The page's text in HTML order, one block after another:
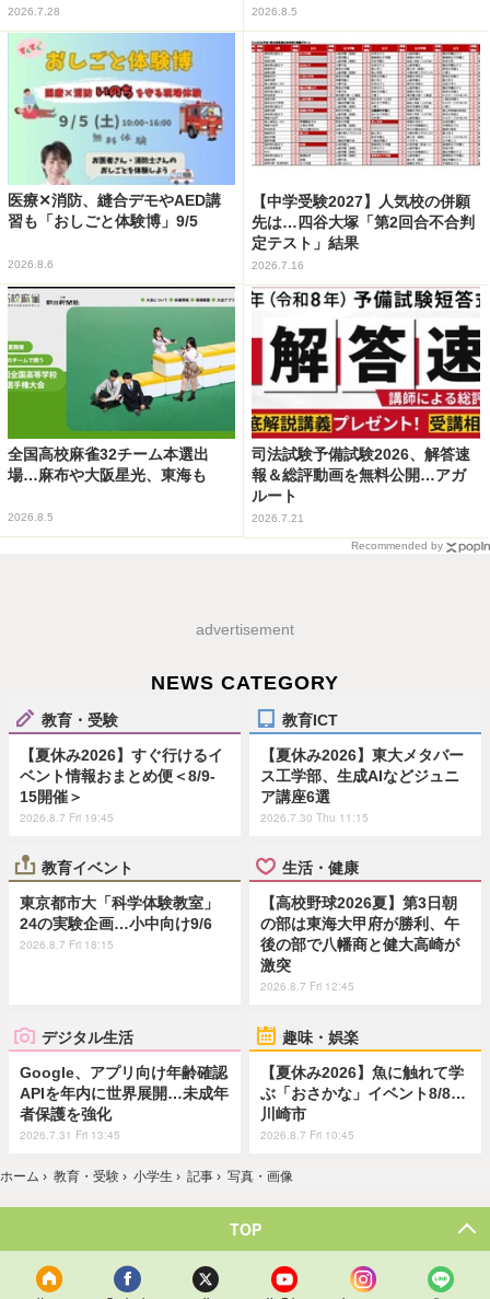
2026.7.28 2026.8.5
医療✕消防、縫合デモやAED講
習も「おしごと体験博」9/5
2026.8.6
【中学受験2027】人気校の併願
先は…四谷大塚「第2回合不合判
定テスト」結果
2026.7.16
全国高校麻雀32チーム本選出
場…麻布や大阪星光、東海も
2026.8.5
司法試験予備試験2026、解答速
報＆総評動画を無料公開…アガ
ルート
2026.7.21
Recommended by
advertisement
NEWS CATEGORY
教育・受験
【夏休み2026】すぐ行けるイ
ベント情報おまとめ便＜8/9-
15開催＞
2026.8.7 Fri 19:45
教育ICT
【夏休み2026】東大メタバー
ス工学部、生成AIなどジュニ
ア講座6選
2026.7.30 Thu 11:15
教育イベント
東京都市大「科学体験教室」
24の実験企画…小中向け9/6
2026.8.7 Fri 18:15
生活・健康
【高校野球2026夏】第3日朝
の部は東海大甲府が勝利、午
後の部で八幡商と健大高崎が
激突
2026.8.7 Fri 12:45
デジタル生活
Google、アプリ向け年齢確認
APIを年内に世界展開…未成年
者保護を強化
2026.7.31 Fri 13:45
趣味・娯楽
【夏休み2026】魚に触れて学
ぶ「おさかな」イベント8/8…
川崎市
2026.8.7 Fri 10:45
ホーム › 教育・受験 › 小学生 › 記事 › 写真・画像
TOP